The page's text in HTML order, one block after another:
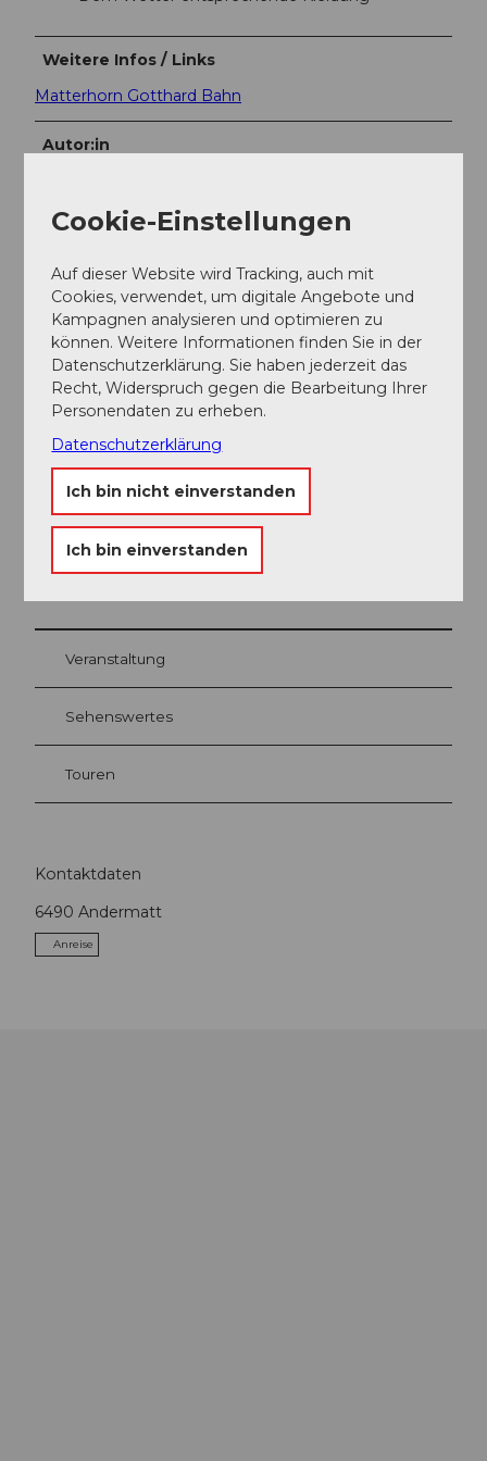
Weitere Infos / Links
Matterhorn Gotthard Bahn
Autor:in
Organisation
Région de vacances Andermatt
Unser Tipp
Zumdorf, das kleinste Dorf der Schweiz
Rundweg zu Fuss oder Rückfahrt mit der
Matterhorn Gotthard Bahn möglich
Ideal für Familien
In der Nähe
Veranstaltung
Sehenswertes
Touren
Kontaktdaten
6490 Andermatt
Anreise
Cookie-Einstellungen
Auf dieser Website wird Tracking, auch mit
Cookies, verwendet, um digitale Angebote und
Kampagnen analysieren und optimieren zu
können. Weitere Informationen finden Sie in der
Datenschutzerklärung. Sie haben jederzeit das
Recht, Widerspruch gegen die Bearbeitung Ihrer
Personendaten zu erheben.
Datenschutzerklärung
Ich bin nicht einverstanden
Ich bin einverstanden